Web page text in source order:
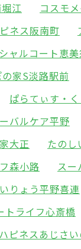
江 コスモ
ネス阪南町
ャルコート恵
家S淡路駅前
ぱらてぃす・
バルケア平野
大正 たの
森小路 スー
りょう平野喜連
トライフ心斎橋
ハピネスあじさ